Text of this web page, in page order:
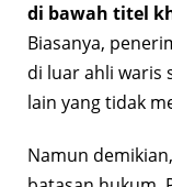
di bawah titel
Biasanya,
di luar ahli waris
lain yang tidak
Namun